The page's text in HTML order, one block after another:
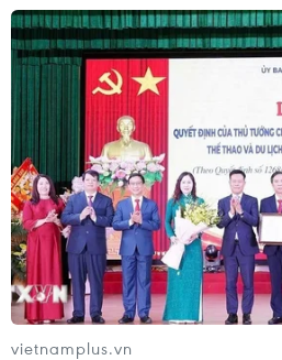
#Chiếm đoạt tài sản
#Youtuber
#Tòa án Nhân dân huyện Bình
#Tranh chấp đất đai
Tp. Hồ
vietnamplus.vn